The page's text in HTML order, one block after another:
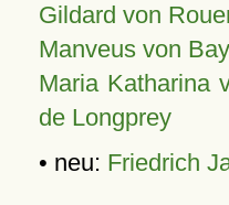
Gildard von
Manveus von
Maria Katharina
de Longprey
• neu: Friedrich